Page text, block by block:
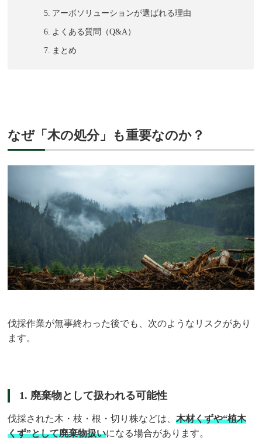
アーボソリューションが選ばれる理由
よくある質問（Q&A）
まとめ
なぜ「木の処分」も重要なのか？
伐採作業が無事終わった後でも、次のようなリスクがあり
ます。
1. 廃棄物として扱われる可能性
伐採された木・枝・根・切り株などは、木材くずや“植木
くず”として廃棄物扱いになる場合があります。